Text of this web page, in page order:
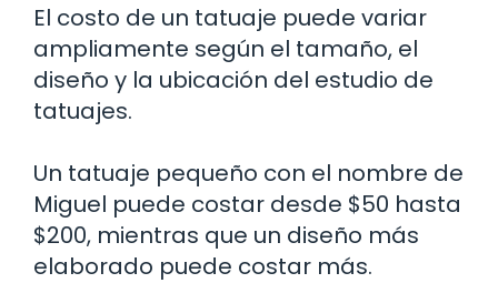
El costo de un tatuaje puede variar
ampliamente según el tamaño, el
diseño y la ubicación del estudio de
tatuajes.
Un tatuaje pequeño con el nombre de
Miguel puede costar desde $50 hasta
$200, mientras que un diseño más
elaborado puede costar más.